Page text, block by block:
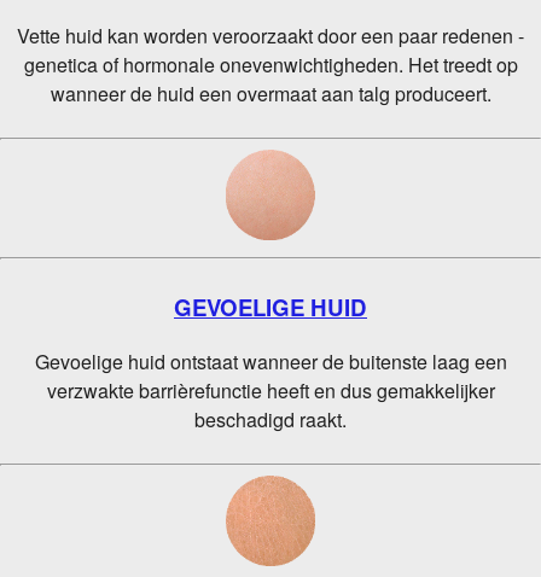
Vette huid kan worden veroorzaakt door een paar redenen -
genetica of hormonale onevenwichtigheden. Het treedt op
wanneer de huid een overmaat aan talg produceert.
GEVOELIGE HUID
Gevoelige huid ontstaat wanneer de buitenste laag een
verzwakte barrièrefunctie heeft en dus gemakkelijker
beschadigd raakt.